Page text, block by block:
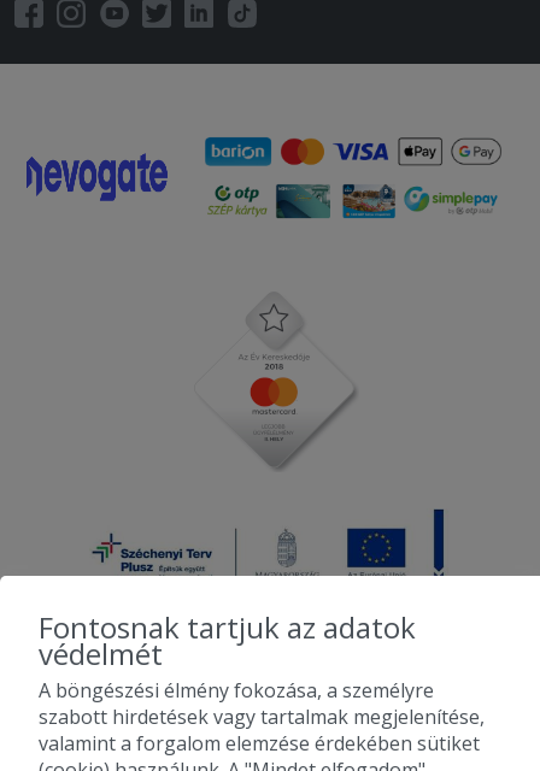
2010-2026 Copyright - Falatozz.hu - Diston-line Kft.
Pizza, gyros, hamburger, menük kedvező áron, egy helyen az összes
Fontosnak tartjuk az adatok
védelmét
A böngészési élmény fokozása, a személyre
szabott hirdetések vagy tartalmak megjelenítése,
valamint a forgalom elemzése érdekében sütiket